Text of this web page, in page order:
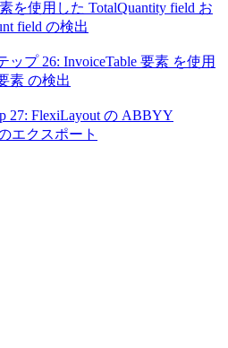
を使用した TotalQuantity field お
field の検出
ップ 26: InvoiceTable 要素 を使用
素 の検出
27: FlexiLayout の ABBYY
エクスポート